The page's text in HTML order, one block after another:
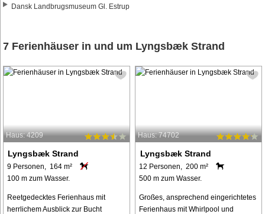
Dansk Landbrugsmuseum Gl. Estrup
7 Ferienhäuser in und um Lyngsbæk Strand
Haus: 4209
Lyngsbæk Strand
9 Personen, 164 m²
100 m zum Wasser.
Reetgedecktes Ferienhaus mit
herrlichem Ausblick zur Bucht
Haus: 74702
Lyngsbæk Strand
12 Personen, 200 m²
500 m zum Wasser.
Großes, ansprechend eingerichtetes
Ferienhaus mit Whirlpool und